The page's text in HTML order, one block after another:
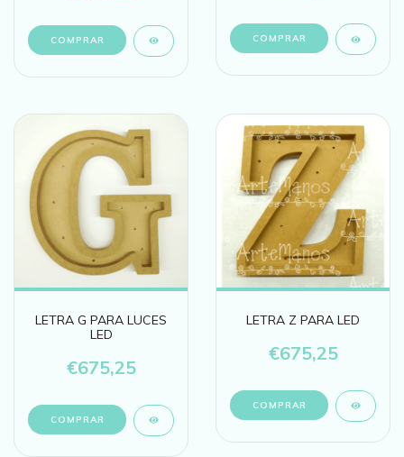
LETRA G PARA LUCES
LED
€675,25
LETRA Z PARA LED
€675,25